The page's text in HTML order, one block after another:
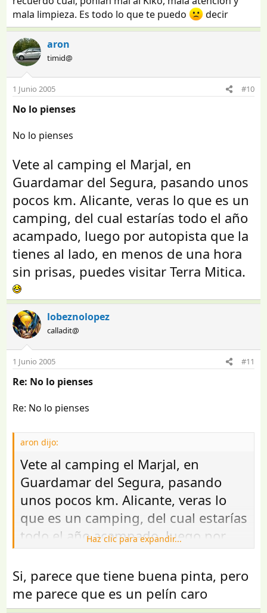
mala limpieza. Es todo lo que te puedo
decir
aron
timid@
1 Junio 2005 #10
No lo pienses
No lo pienses
Vete al camping el Marjal, en
Guardamar del Segura, pasando unos
pocos km. Alicante, veras lo que es un
camping, del cual estarías todo el año
acampado, luego por autopista que la
tienes al lado, en menos de una hora
sin prisas, puedes visitar Terra Mitica.
lobeznolopez
calladit@
1 Junio 2005 #11
Re: No lo pienses
Re: No lo pienses
aron dijo:
Vete al camping el Marjal, en
Guardamar del Segura, pasando
unos pocos km. Alicante, veras lo
que es un camping, del cual estarías
todo el año acampado, luego por
autopista que la tienes al lado, en
menos de una hora sin prisas,
puedes visitar Terra Mitica.
Haz clic para expandir...
Si, parece que tiene buena pinta, pero
me parece que es un pelín caro